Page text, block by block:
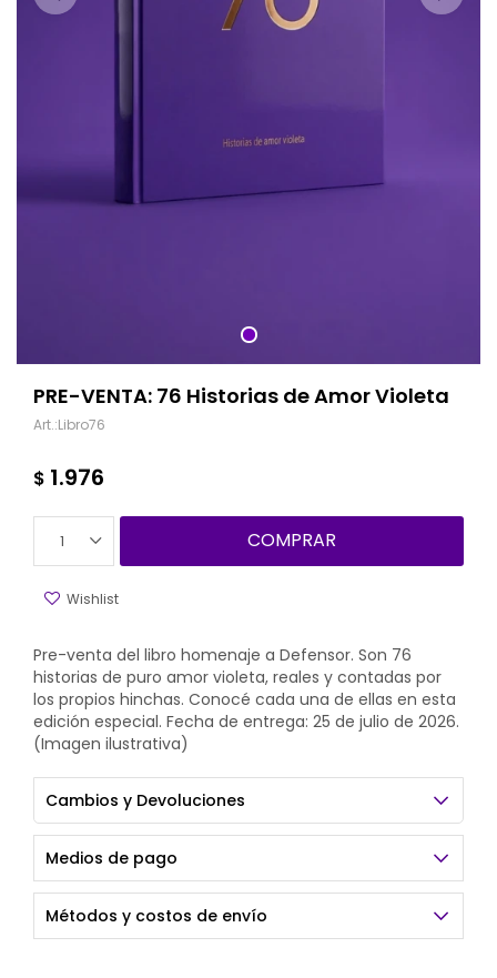
PRE-VENTA: 76 Historias de Amor Violeta
Libro76
$ 1.976
1 COMPRAR
Pre-venta del libro homenaje a Defensor. Son 76
historias de puro amor violeta, reales y contadas por
los propios hinchas. Conocé cada una de ellas en esta
edición especial. Fecha de entrega: 25 de julio de 2026.
(Imagen ilustrativa)
Cambios y Devoluciones
Medios de pago
Métodos y costos de envío